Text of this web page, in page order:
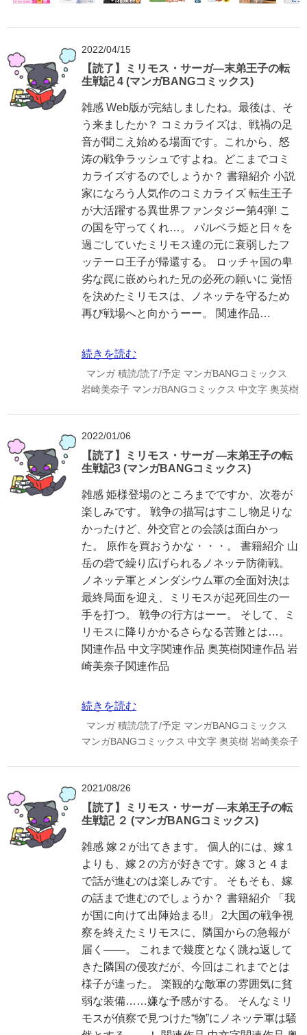
2022/04/15
【読了】ミリモス・サーガ―末弟王子の転
生戦記 4 (マンガBANGコミックス)
雑感 Web版が完結しましたね。最後は、そ
う来ましたか？ コミカライズは、戦禍の足
音が聞こえ始める場面です。これから、怒
涛の戦争ラッシュですよね。どこまでコミ
カライズするのでしょうか？ 書籍紹介 小説
家になろう人気作のコミカライズ 転生王子
が大活躍する異世界ファンタジー第4弾! こ
の国を守ってくれ…。 パルベラ姫と日々を
過ごしていたミリモス達の元に衰弱したフ
ッテーロ王子が帰還する。 ロッチャ国の卑
劣な罠に嵌められた兄の必死の願いに 覚悟
を決めたミリモスは、ノネッテを守るため
再び戦場へと向かうーー。 関連作品…
続きを読む
マンガ 積読/読了/予定 マンガBANGコミックス
岩崎美奈子 マンガBANGコミックス 中文字 奥英樹
2022/01/06
【読了】ミリモス・サーガ ―末弟王子の転
生戦記3 (マンガBANGコミックス)
雑感 姫様登場のところまでですか、次巻が
楽しみです。 戦争の描写はすこし物足りな
かったけど、外交官との会談は面白かっ
た。 原作を買おうかな・・・。 書籍紹介 山
岳の砦で繰り広げられるノネッテ防衛戦。
ノネッテ軍とメンダシウム軍の全面対決は
最終局面を迎え、ミリモスが起死回生の一
手を打つ。 戦争の行方はーー。 そして、ミ
リモスに降りかかるさらなる苦難とは…。
関連作品 中文字関連作品 奥英樹関連作品 岩
崎美奈子関連作品
続きを読む
マンガ 積読/読了/予定 マンガBANGコミックス
マンガBANGコミックス 中文字 奥英樹 岩崎美奈子
2021/08/26
【読了】ミリモス・サーガ ―末弟王子の転
生戦記 ２ (マンガBANGコミックス)
雑感 嫁２が出てきます。 個人的には、嫁１
よりも、嫁２の方が好きです。嫁３と４ま
で話が進むのは楽しみです。 そもそも、嫁
の話まで進むのでしょうか？ 書籍紹介 「我
が国に向けて出陣始まる!!」 2大国の戦争視
察を終えたミリモスに、隣国からの急報が
届く――。 これまで幾度となく跳ね返して
きた隣国の侵攻だが、今回はこれまでとは
様子が違った。 楽観的な敵軍の雰囲気に貧
弱な装備……嫌な予感がする。 そんなミリ
モスが偵察で見つけた“物”にノネッテ軍は騒